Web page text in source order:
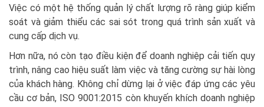
Việc có một hệ thống quản lý chất lượng rõ ràng giúp kiểm
soát và giảm thiểu các sai sót trong quá trình sản xuất và
cung cấp dịch vụ.
Hơn nữa, nó còn tạo điều kiện để doanh nghiệp cải tiến quy
trình, nâng cao hiệu suất làm việc và tăng cường sự hài lòng
của khách hàng. Không chỉ dừng lại ở việc đáp ứng các yêu
cầu cơ bản, ISO 9001:2015 còn khuyến khích doanh nghiệp